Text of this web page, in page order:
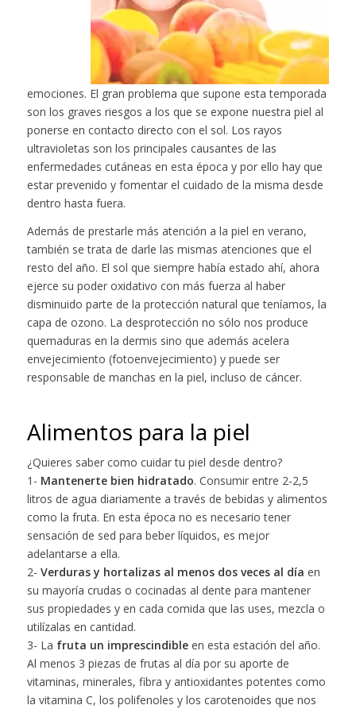
emociones. El gran problema que supone esta temporada
son los graves riesgos a los que se expone nuestra piel al
ponerse en contacto directo con el sol. Los rayos
ultravioletas son los principales causantes de las
enfermedades cutáneas en esta época y por ello hay que
estar prevenido y fomentar el cuidado de la misma desde
dentro hasta fuera.
Además de prestarle más atención a la piel en verano,
también se trata de darle las mismas atenciones que el
resto del año. El sol que siempre había estado ahí, ahora
ejerce su poder oxidativo con más fuerza al haber
disminuido parte de la protección natural que teníamos, la
capa de ozono. La desprotección no sólo nos produce
quemaduras en la dermis sino que además acelera
envejecimiento (fotoenvejecimiento) y puede ser
responsable de manchas en la piel, incluso de cáncer.
Alimentos para la piel
¿Quieres saber como cuidar tu piel desde dentro?
1- Mantenerte bien hidratado. Consumir entre 2-2,5
litros de agua diariamente a través de bebidas y alimentos
como la fruta. En esta época no es necesario tener
sensación de sed para beber líquidos, es mejor
adelantarse a ella.
2- Verduras y hortalizas al menos dos veces al día en
su mayoría crudas o cocinadas al dente para mantener
sus propiedades y en cada comida que las uses, mezcla o
utilízalas en cantidad.
3- La fruta un imprescindibleen esta estación del año.
Al menos 3 piezas de frutas al día por su aporte de
vitaminas, minerales, fibra y antioxidantes potentes como
la vitamina C, los polifenoles y los carotenoides que nos